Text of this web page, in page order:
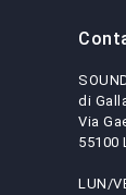
di
Via
55100
LUN/